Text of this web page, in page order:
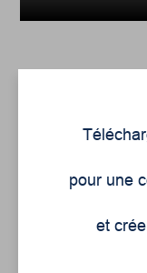
pour une
et